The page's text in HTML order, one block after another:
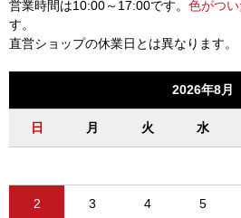
営業時間は10:00～17:00です。 色がつ
す。
直営ショップの休業日とは異なります。
2026年8月
日 月 火 水
2 3 4 5